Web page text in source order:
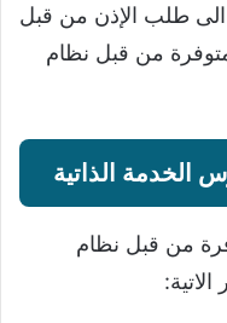
طلب الإذن من قبل
من قبل نظام
الخدمة الذاتية
من قبل نظام